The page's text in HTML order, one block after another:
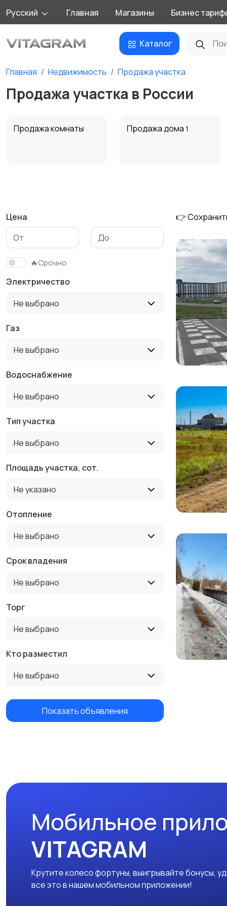
Русский Главная Магазины Бизнес
Каталог
Главная Недвижимость Продажа участка
Продажа участка в России
Продажа комнаты Продажа дома 1
Цена
🔥Срочно
Электричество
Не выбрано
Газ
Не выбрано
Водоснабжение
Не выбрано
Тип участка
Не выбрано
Площадь участка, сот.
Не указано
Отопление
Не выбрано
Срок владения
Не выбрано
Торг
Не выбрано
Кто разместил
Не выбрано
Показать объявления
👉
Мобильное
VITAGRAM
Крутите колесо фортуны, выигрывайте бонусы,
все это в нашем мобильном приложении!